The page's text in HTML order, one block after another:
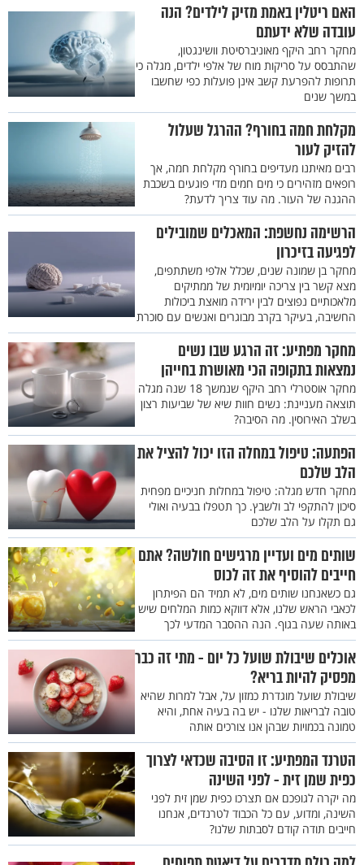
האם ריטלין באמת מזיק לילדים? הנה
עובדה שלא ידעתם
מחקר רחב היקף מאוניברסיטת וושינגטון,
שהתבסס על סריקות מוח של אלפי ילדים, מגלה כי
תרופות להפרעת קשב אינן פועלות כפי שחשבו
במשך שנים
מקלחת חמה בחורף? ההרגל שעלול
להזיק לעור
רבים מאיתנו מעדיפים בחורף מקלחת חמה, אך
רופאים מזהירים כי מים חמים מדי פוגעים בשכבת
ההגנה של העור. מה עוד צריך לדעת?
הרשימה נחשפת: המאכלים שמובילים
לפגיעה בזיכרון
מחקר בן שמונה שנים, שכלל אלפי משתתפים,
מצא קשר בין צריכה יומיומית של ממתיקים
מלאכותיים נפוצים לבין ירידה מואצת ביכולות
החשיבה, בעיקר בקרב מבוגרים ואנשים עם סוכרת
מחקר מפתיע: זה הרגע שבו נשים
נמצאות בתקופה הכי מאושרת בחייהן
מחקר אוסטרלי רחב היקף שנמשך 18 שנה מגלה
תוצאה מעניינת: נשים חוות שיא של שביעות רצון
בשלב האירוסין. מה הסיבה?
הפתעה: טיפול במחלה הזו יכול להציל את
הלב שלכם
מחקר חדש מגלה: טיפול במחלות חניכיים מפחית
סיכון להתקפי לב ולשבץ. כך תטפלו בבעיה ואולי
גם תקלו על הלב שלכם
שותים מים ועדיין מרגישים חולשה? אתם
חייבים להוסיף את זה לכוס
גם כשאנחנו שותים מים, לא תמיד הם הפיתרון
לכאבי הראש שלנו, אלא דווקא כמות המלחים שיש
באותה שעה בגוף. הנה ההסבר המדעי לכך
אוכלים שיבולת שועל כל יום - מתי זה כבר
מפסיק להיות בריא?
שיבולת שועל מוגדרת כמזון על, אבל למרות שהיא
טובה לבריאות שלנו - יש בה בעיה אחת, והיא
טמונה בכמויות שבהן אנו צורכים אותה
הטרנד המפתיע: זו הסיבה שכדאי לצרוך
כפית שמן זית - לפני השינה
מה יקרה לגופכם אם תצרכו כפית שמן זית לפני
השינה, ומדוע, עם כל הכבוד לטרנדים, אנחנו
חייבים תודה קודם לסבתות שלנו?